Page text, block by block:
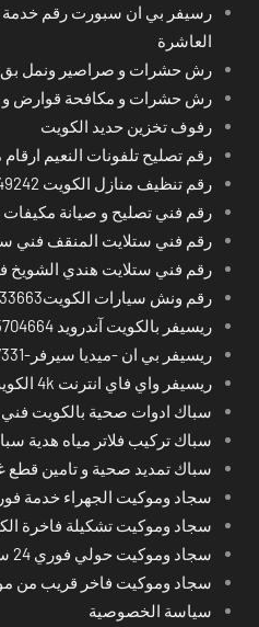
رسيفر بي ان سبورت رقم خدمة
العاشرة
رش حشرات و صراصير ونمل بق
رش حشرات و مكافحة قوارض و
رفوف تخزين حديد الكويت
رقم تصليح تلفونات النعيم
رقم تنظيف منازل الكويت 55549242
رقم فني تصليح و صيانة
رقم فني ستلايت المنقف فني
رقم فني ستلايت هندي الشويخ
رقم ونش سيارات الكويت67733663
ريسيفر بالكويت آندرويد 55704664
ريسيفر بي ان -ميديا سيرفر-4K-52227331
ريسيفر واي فاي انترنت 4k الكويت52227331
سباك ادوات صحية بالكويت
سباك تركيب فلاتر مياه هدية
سباك تمديد صحية و تامين قطع
سجاد وموكيت الجهراء خدمة
سجاد وموكيت تشكيلة فاخرة
سجاد وموكيت حولي فوري 24 ساعة
سجاد وموكيت فاخر قريب من
سياسة الخصوصية